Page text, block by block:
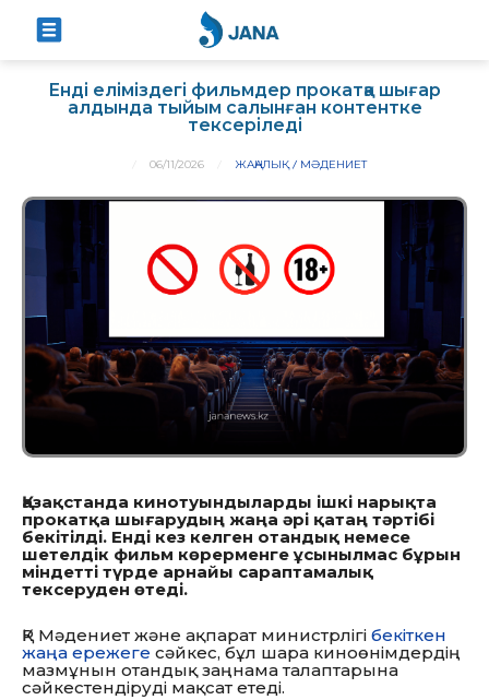
Енді еліміздегі фильмдер прокатқа шығар
алдында тыйым салынған контентке
тексеріледі
06/11/2026 ЖАҢАЛЫҚ МӘДЕНИЕТ
Қазақстанда кинотуындыларды ішкі нарықта
прокатқа шығарудың жаңа әрі қатаң тәртібі
бекітілді. Енді кез келген отандық немесе
шетелдік фильм көрерменге ұсынылмас бұрын
міндетті түрде арнайы сараптамалық
тексеруден өтеді.
ҚР Мәдениет және ақпарат министрлігі бекіткен
жаңа ережеге сәйкес, бұл шара киноөнімдердің
мазмұнын отандық заңнама талаптарына
сәйкестендіруді мақсат етеді.